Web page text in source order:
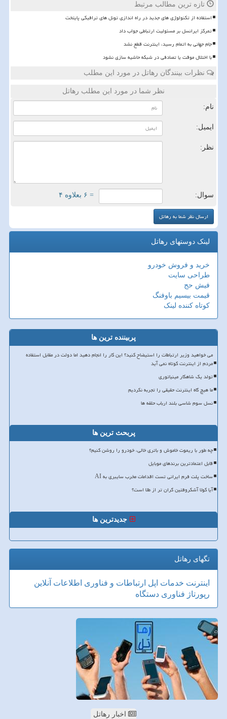
تازه ترین مطالب مرتبط
استفاده از تکنولوژی های جدید در راه اندازی تونل های ترافیکی پایتخت
تمرکز ایرانسل بر مسئولیت ارتباطی جواب داد
️جام جهانی به اتمام رسید، اینترنت قطع نشد
با اختلال موقت یا تصادفی در شبکه حاشیه سازی نشود
نظرات بینندگان رهاتل در مورد این مطلب
نظر شما در مورد این مطلب رهاتل
نام:
ایمیل:
نظر:
سوال: = ۶ بعلاوه ۴
لینک دوستهای رهاتل
خرید و فروش خودرو
طراحی سایت
فیش حج
قیمت بیسیم باوفنگ
کوتاه کننده لینک
پربیننده ترین ها
می خواهید وزیر ارتباطات را استیضاح کنید؟ این کار را انجام دهید اما دولت در مقابل استفاده
مردم از اینترنت کوتاه نمی آید
تولد یک شاهکار مینیاتوری
ما هیچ گاه اینترنت حقیقی را تجربه نکردیم
نسل سوم شاسی بلند ارباب حلقه ها
پربحث ترین ها
چه طور با ریموت خاموش و باتری خالی، خودرو را روشن کنیم؟
قابل اعتمادترین برندهای موبایل
ساخت پلت فرم ایرانی تست اقدامات مخرب سایبری به AI
آیا کولا آشکروفتین گران تر از طلا است؟
جدیدترین ها
تگهای رهاتل
اینترنت خدمات اپل ارتباطات و فناوری اطلاعات آنلاین
رپورتاژ فناوری دستگاه
اخبار رهاتل